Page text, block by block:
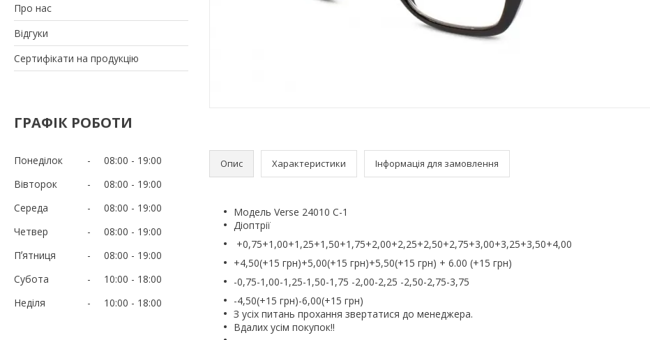
Про нас
Вiдгуки
Сертифiкати на продукцiю
ГРАФІК РОБОТИ
Понеділок 08:00
19:00
Вівторок
08:00
19:00
Середа
08:00
19:00
Четвер
08:00
19:00
Пʼятниця
08:00
19:00
Субота
10:00
18:00
Неділя
10:00 18:00
Опис Характеристики Інформація для замовлення
Модель Verse 24010 С-1
Діоптрії
+0,75+1,00+1,25+1,50+1,75+2,00+2,25+2,50+2,75+3,00+3,25+3,50+4,00
+4,50(+15 грн)+5,00(+15 грн)+5,50(+15 грн) + 6.00 (+15 грн)
-0,75-1,00-1,25-1,50-1,75 -2,00-2,25 -2,50-2,75-3,75
-4,50(+15 грн)-6,00(+15 грн)
З усіх питань прохання звертатися до менеджера.
Вдалих усім покупок!!